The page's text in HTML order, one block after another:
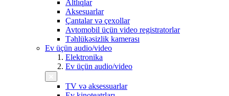
Altlıqlar
Aksesuarlar
Çantalar və çexollar
Avtomobil üçün video registratorlar
Təhlükəsizlik kamerası
Ev üçün audio/video
Elektronika
Ev üçün audio/video
TV və aksessuarlar